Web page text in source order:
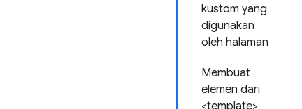
kustom yang
digunakan
oleh halaman
Membuat
elemen dari
<template>